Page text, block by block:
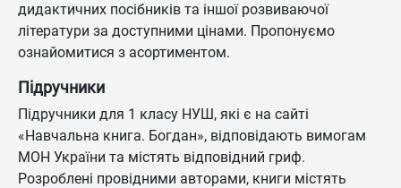
дидактичних посібників та іншої розвиваючої
літератури за доступними цінами. Пропонуємо
ознайомитися з асортиментом.
Підручники
Підручники для 1 класу НУШ, які є на сайті
«Навчальна книга. Богдан», відповідають вимогам
МОН України та містять відповідний гриф.
Розроблені провідними авторами, книги містять